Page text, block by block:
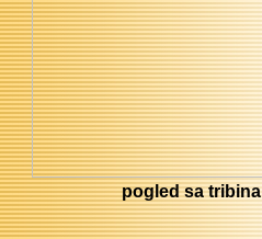
pogled sa tribina